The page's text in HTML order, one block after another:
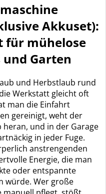
Akkuset):
für mühelose
Garten
und Herbstlaub rund
Werkstatt gleicht oft
man die Einfahrt
gereinigt, weht der
und in der Garage
in jeder Fuge.
anstrengenden
Energie, die man
oder entspannte
würde. Wer große